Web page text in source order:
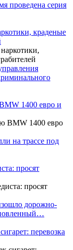
проведена серия
краденые
1400 евро и
на трассе под
просят
дорожно-
перевозка